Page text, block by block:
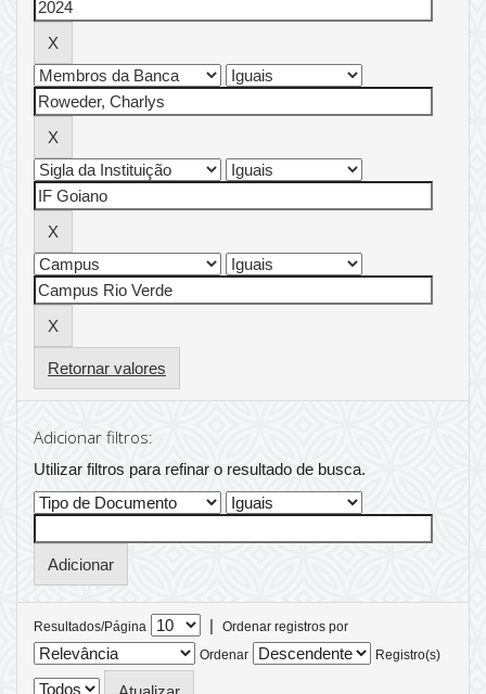
Retornar valores
Adicionar filtros:
Utilizar filtros para refinar o resultado de busca.
Resultados/Página |
Ordenar registros por
Ordenar
Registro(s)